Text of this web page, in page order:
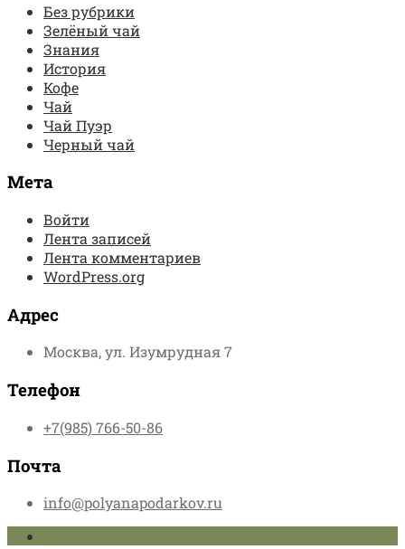
Без рубрики
Зелёный чай
Знания
История
Кофе
Чай
Чай Пуэр
Черный чай
Мета
Войти
Лента записей
Лента комментариев
WordPress.org
Адрес
Москва, ул. Изумрудная 7
Телефон
+7(985) 766-50-86
Почта
info@polyanapodarkov.ru